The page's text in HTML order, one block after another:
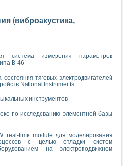
(виброакустика,
система измерения параметров
В-46
тяговых электродвигателей
National Instruments
инструментов
по исследованию элементной базы
real-time module для моделирования
с целью отладки систем
на электроподвижном